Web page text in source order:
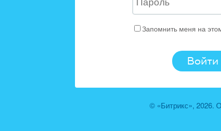
Запомнить меня на
© «Битрикс», 2026.